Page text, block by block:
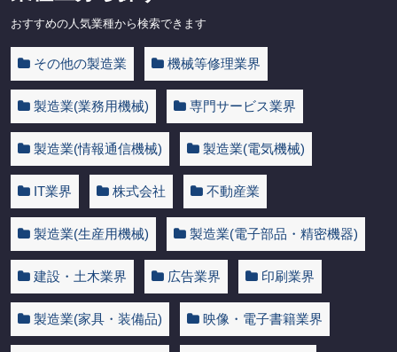
おすすめの人気業種から検索できます
その他の製造業 機械等修理業界
製造業(業務用機械) 専門サービス業界
製造業(情報通信機械) 製造業(電気機械)
IT業界 株式会社 不動産業
製造業(生産用機械) 製造業(電子部品・精密機器)
建設・土木業界 広告業界 印刷業界
製造業(家具・装備品) 映像・電子書籍業界